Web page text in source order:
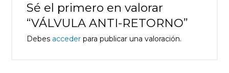
Sé el primero en valorar
“VÁLVULA ANTI-RETORNO”
Debes accederpara publicar una valoración.